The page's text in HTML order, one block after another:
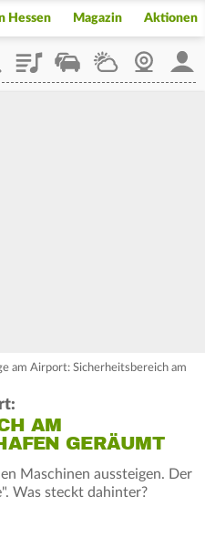
Hessen Magazin Aktionen
PlaylistStaupilotWetterWebcam
am Airport: Sicherheitsbereich am
AM
GERÄUMT
Maschinen aussteigen. Der
Was steckt dahinter?